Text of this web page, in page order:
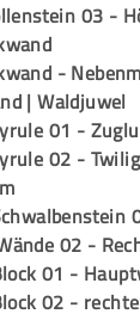
03 -
-
| Waldjuwel
01 -
02 -
02 -
01 -
02 -